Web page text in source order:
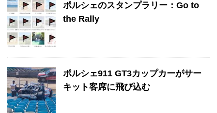
ポルシェのスタンプラリー：Go to
the Rally
ポルシェ911 GT3カップカーがサー
キット客席に飛び込む